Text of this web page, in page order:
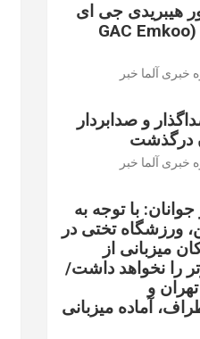
هیبریدی جی ای
سی امکو هیبرید (GAC Emkoo
خبری آلما خبر
و صدابردار
درگذشت
خبری آلما خبر
با توجه به
ورزشگاه تختی در
میزبانی از
را نخواهد داشت/
و
آماده میزبانی